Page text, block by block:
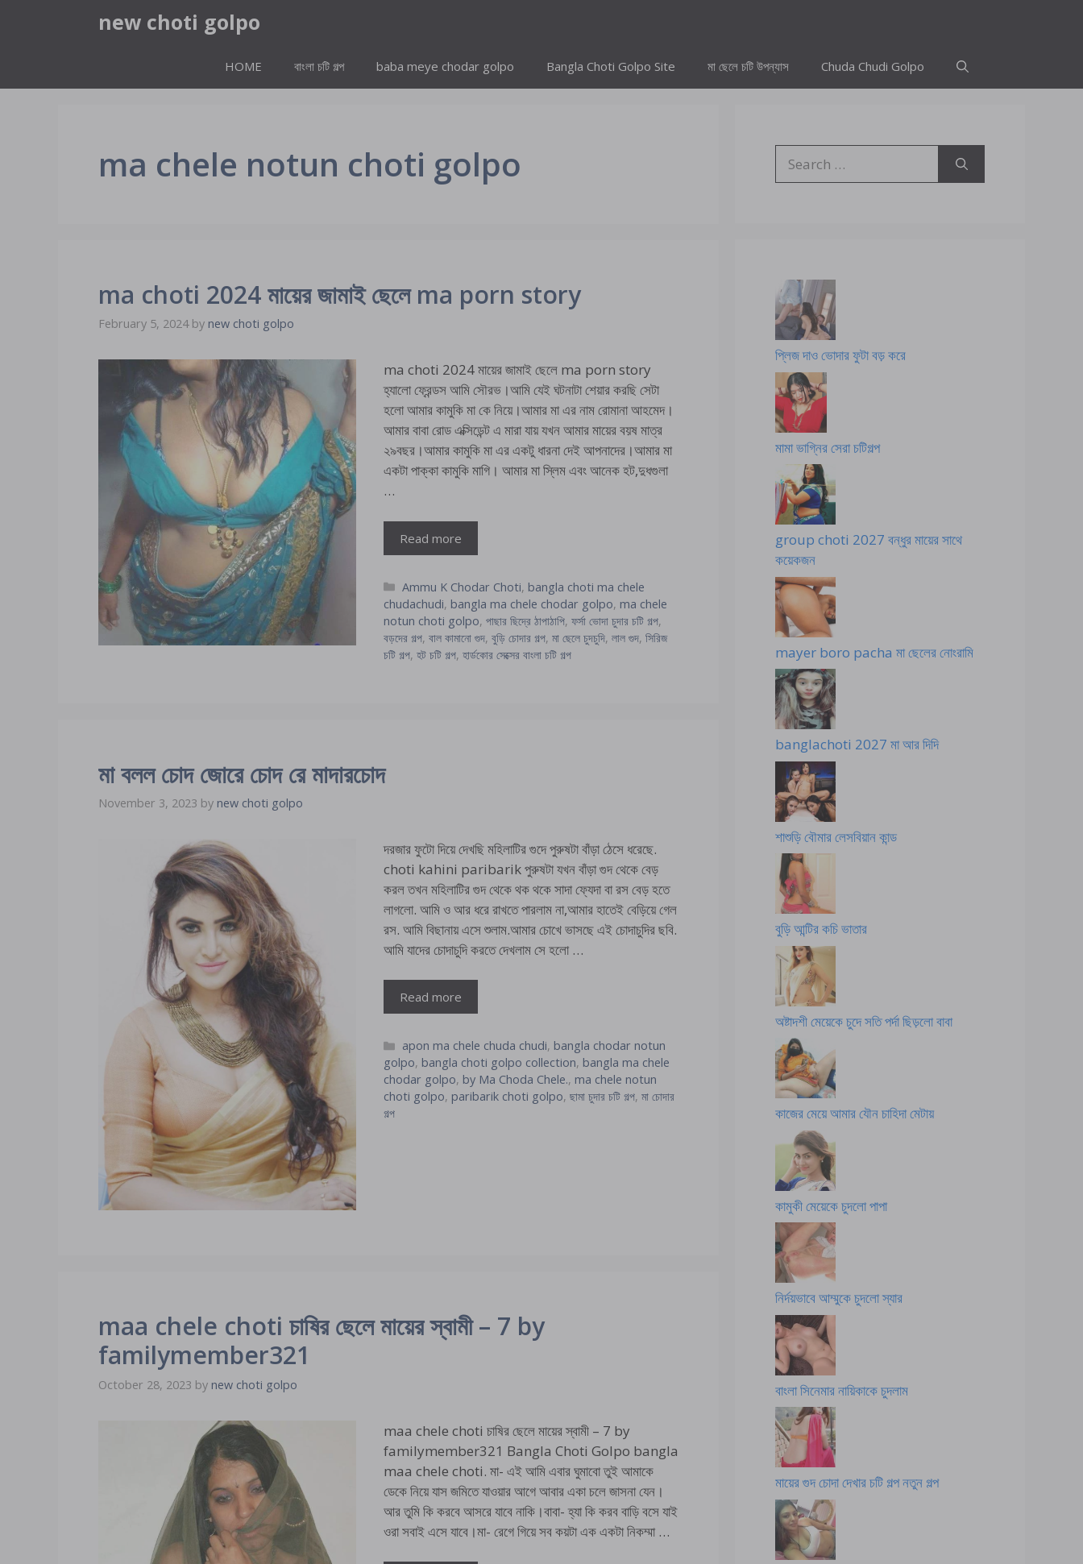
new choti golpo
HOME বাংলা চটি গল্প baba meye chodar golpo Bangla Choti Golpo Site মা ছেলে চটি উপন্যাস Chuda Chudi Golpo
ma chele notun choti golpo
ma choti 2024 মায়ের জামাই ছেলে ma porn story
February 5, 2024 by new choti golpo
ma choti 2024 মায়ের জামাই ছেলে ma porn story
হ্যালো ফ্রেন্ডস আমি সৌরভ।আমি যেই ঘটনাটা শেয়ার করছি সেটা
হলো আমার কামুকি মা কে নিয়ে।আমার মা এর নাম রোমানা আহমেদ।
আমার বাবা রোড এক্সিডেন্ট এ মারা যায় যখন আমার মায়ের বয়ষ মাত্র
২৯বছর।আমার কামুকি মা এর একটু ধারনা দেই আপনাদের।আমার মা
একটা পাক্কা কামুকি মাগি। আমার মা স্লিম এবং আনেক হট,দুধগুলা
…
Read more
Categories
Ammu K Chodar Choti, bangla choti ma chele
chudachudi, bangla ma chele chodar golpo, ma chele
notun choti golpo, পাছার ছিদ্রে ঠাপাঠাপি, ফর্সা ভোদা চুদার চটি গল্প,
বড়দের গল্প, বাল কামানো গুদ, বুড়ি চোদার গল্প, মা ছেলে চুদচুদি, লাল গুদ, সিরিজ
চটি গল্প, হট চটি গল্প, হার্ডকোর সেক্সের বাংলা চটি গল্প
মা বলল চোদ জোরে চোদ রে মাদারচোদ
November 3, 2023 by new choti golpo
দরজার ফুটো দিয়ে দেখছি মহিলাটির গুদে পুরুষটা বাঁড়া ঠেসে ধরেছে.
choti kahini paribarik পুরুষটা যখন বাঁড়া গুদ থেকে বেড়
করল তখন মহিলাটির গুদ থেকে থক থকে সাদা ফ্যেদা বা রস বেড় হতে
লাগলো. আমি ও আর ধরে রাখতে পারলাম না,আমার হাতেই বেড়িয়ে গেল
রস. আমি বিছানায় এসে শুলাম.আমার চোখে ভাসছে এই চোদাচুদির ছবি.
আমি যাদের চোদাচুদি করতে দেখলাম সে হলো …
Read more
Categories
apon ma chele chuda chudi, bangla chodar notun
golpo, bangla choti golpo collection, bangla ma chele
chodar golpo, by Ma Choda Chele., ma chele notun
choti golpo, paribarik choti golpo, ছামা চুদার চটি গল্প, মা চোদার
গল্প
maa chele choti চাষির ছেলে মায়ের স্বামী – 7 by
familymember321
October 28, 2023 by new choti golpo
maa chele choti চাষির ছেলে মায়ের স্বামী – 7 by
familymember321 Bangla Choti Golpo bangla
maa chele choti. মা- এই আমি এবার ঘুমাবো তুই আমাকে
ডেকে নিয়ে যাস জমিতে যাওয়ার আগে আবার একা চলে জাসনা যেন।
আর তুমি কি করবে আসরে যাবে নাকি।বাবা- হ্যা কি করব বাড়ি বসে যাই
ওরা সবাই এসে যাবে।মা- রেগে গিয়ে সব কয়টা এক একটা নিকম্মা …
for:
প্লিজ দাও ভোদার ফুটা বড় করে
মামা ভাগ্নির সেরা চটিগল্প
group choti 2027 বন্ধুর মায়ের সাথে
কয়েকজন
mayer boro pacha মা ছেলের নোংরামি
banglachoti 2027 মা আর দিদি
শাশুড়ি বৌমার লেসবিয়ান কান্ড
বুড়ি আন্টির কচি ভাতার
অষ্টাদশী মেয়েকে চুদে সতি পর্দা ছিড়লো বাবা
কাজের মেয়ে আমার যৌন চাহিদা মেটায়
কামুকী মেয়েকে চুদলো পাপা
নির্দয়ভাবে আম্মুকে চুদলো স্যার
বাংলা সিনেমার নায়িকাকে চুদলাম
মায়ের গুদ চোদা দেখার চটি গল্প নতুন গল্প